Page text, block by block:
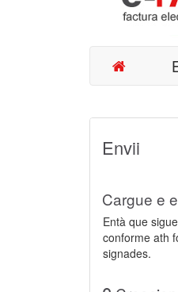
Envii
Cargue e
Entà que
conforme ath
signades.